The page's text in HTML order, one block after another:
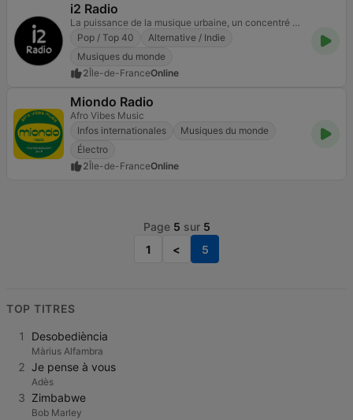
i2 Radio
La puissance de la musique urbaine, un concentré des meilleurs hits les plus marquants, tant actuels qu'issus du passé, rayonnant dans de nombreux pays à travers le globe.
Pop / Top 40
Alternative / Indie
Musiques du monde
2Île-de-FranceOnline
Miondo Radio
Afro Vibes Music
Infos internationales
Musiques du monde
Électro
2Île-de-FranceOnline
Page 5 sur 5
1
< 5
TOP TITRES
1 Desobediència
Màrius Alfambra
2 Je pense à vous
Adès
3 Zimbabwe
Bob Marley